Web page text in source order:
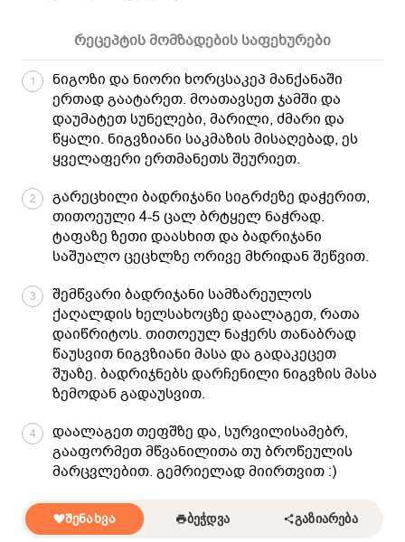
რეცეპტის მომზადების საფეხურები
1
ნიგოზი და ნიორი ხორცსაკეპ მანქანაში
ერთად გაატარეთ. მოათავსეთ ჯამში და
დაუმატეთ სუნელები, მარილი, ძმარი და
წყალი. ნიგვზიანი საკმაზის მისაღებად, ეს
ყველაფერი ერთმანეთს შეურიეთ.
2
გარეცხილი ბადრიჯანი სიგრძეზე დაჭერით,
თითოეული 4-5 ცალ ბრტყელ ნაჭრად.
ტაფაზე ზეთი დაასხით და ბადრიჯანი
საშუალო ცეცხლზე ორივე მხრიდან შეწვით.
3
შემწვარი ბადრიჯანი სამზარეულოს
ქაღალდის ხელსახოცზე დაალაგეთ, რათა
დაიწრიტოს. თითოეულ ნაჭერს თანაბრად
წაუსვით ნიგვზიანი მასა და გადაკეცეთ
შუაზე. ბადრიჯნებს დარჩენილი ნიგვზის მასა
ზემოდან გადაუსვით.
4
დაალაგეთ თეფშზე და, სურვილისამებრ,
გააფორმეთ მწვანილითა თუ ბროწეულის
მარცვლებით. გემრიელად მიირთვით :)
ᲨᲔᲜᲐᲮᲕᲐ ᲑᲔᲭᲓᲕᲐ ᲒᲐᲖᲘᲐᲠᲔᲑᲐ